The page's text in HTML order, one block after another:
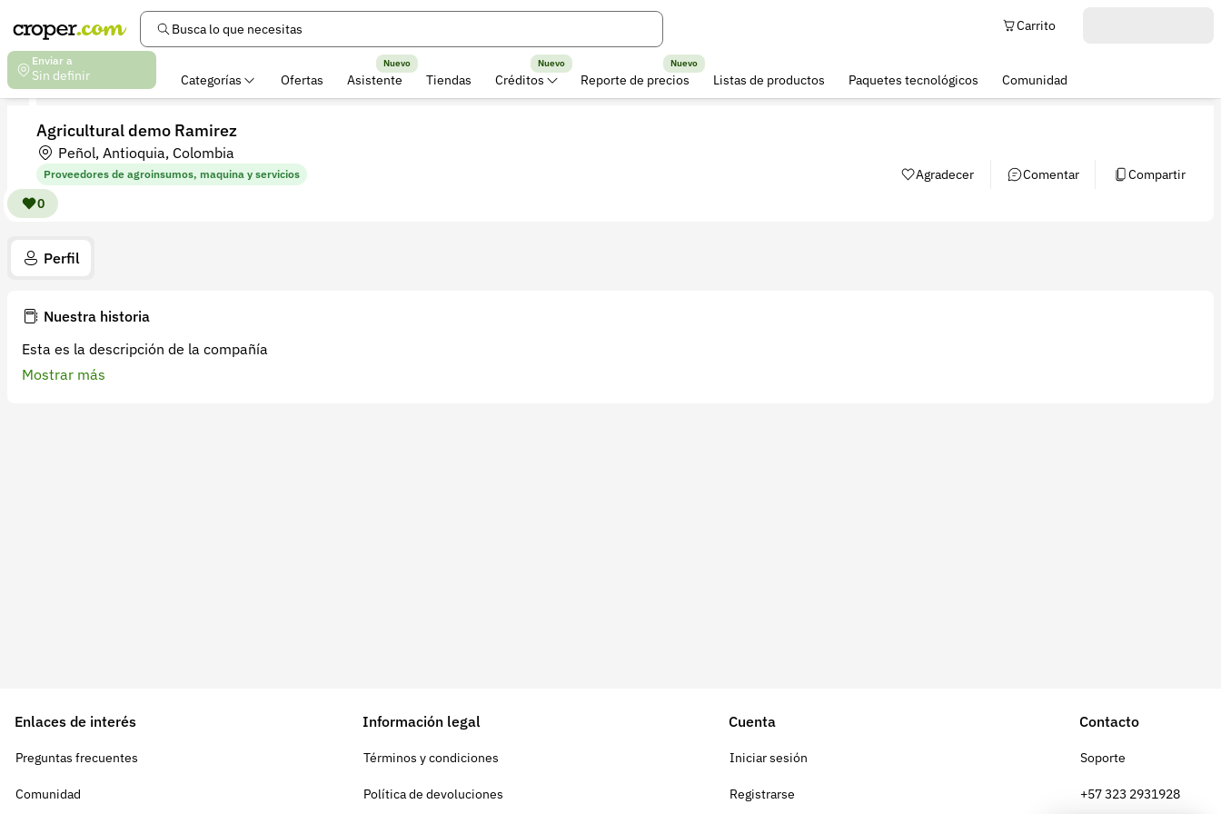
Busca lo que necesitas
Enviar a
Sin definir
Carrito
Categorías Ofertas Asistente
Nuevo
Tiendas Créditos
Nuevo
Reporte de precios
Nuevo
Listas de productos Paquetes tecnológicos Comunidad
0
Agricultural demo Ramirez
Peñol, Antioquia, Colombia
Proveedores de agroinsumos, maquina y servicios Agradecer Comentar Compartir
Perfil
Nuestra historia
Esta es la descripción de la compañía
Mostrar más
Enlaces de interés
Preguntas frecuentes
Comunidad
Información legal
Términos y condiciones
Política de devoluciones
Cuenta
Iniciar sesión
Registrarse
Contacto
Soporte
+57 323 2931928